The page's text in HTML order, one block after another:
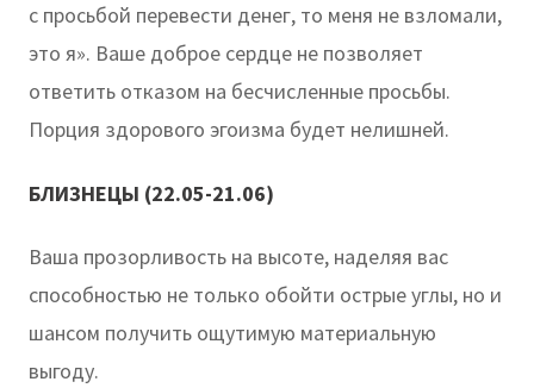
с просьбой перевести денег, то меня не взломали,
это я». Ваше доброе сердце не позволяет
ответить отказом на бесчисленные просьбы.
Порция здорового эгоизма будет нелишней.
БЛИЗНЕЦЫ (22.05-21.06)
Ваша прозорливость на высоте, наделяя вас
способностью не только обойти острые углы, но и
шансом получить ощутимую материальную
выгоду.